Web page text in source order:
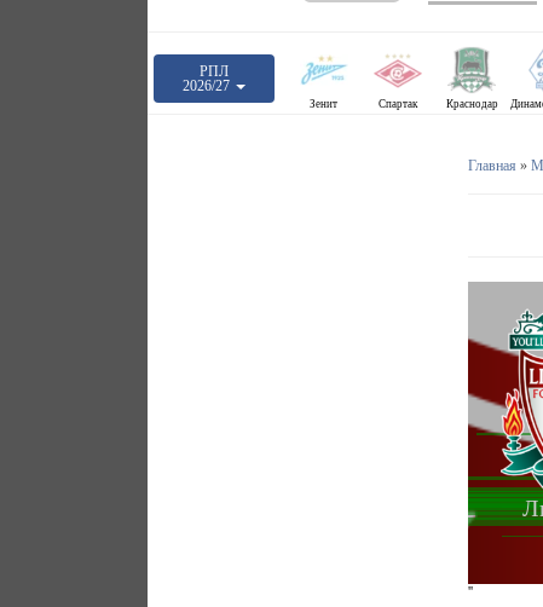
РПЛ
2026/27
Зенит Спартак Краснодар
Главная »
''